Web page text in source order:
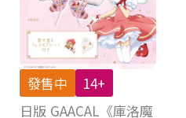
式。
可
在
產
頁
發售中
14+
日版 GAACAL《庫洛魔